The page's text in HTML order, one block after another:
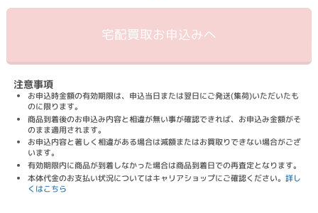
宅配買取お申込みへ
注意事項
お申込時金額の有効期限は、申込当日または翌日にご発送(集荷)いただいたも
のに限ります。
商品到着後のお申込み内容と相違が無い事が確認できれば、お申込み金額がそ
のまま適用されます。
お申込内容と著しく相違がある場合は減額またはお買取りできない場合がござ
います。
有効期限内に商品が到着しなかった場合は商品到着日での再査定となります。
本体代金のお支払い状況についてはキャリアショップにご確認ください。詳し
くはこちら